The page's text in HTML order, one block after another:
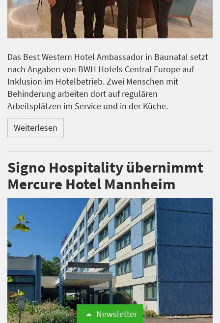
Das Best Western Hotel Ambassador in Baunatal setzt
nach Angaben von BWH Hotels Central Europe auf
Inklusion im Hotelbetrieb. Zwei Menschen mit
Behinderung arbeiten dort auf regulären
Arbeitsplätzen im Service und in der Küche.
Weiterlesen
Signo Hospitality übernimmt
Mercure Hotel Mannheim
Newsletter